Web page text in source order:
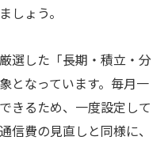
しょう。
選した「長期・積立・分
となっています。毎月一
きるため、一度設定して
信費の見直しと同様に、